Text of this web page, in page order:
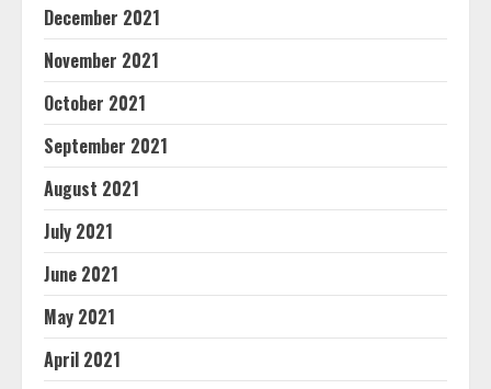
December 2021
November 2021
October 2021
September 2021
August 2021
July 2021
June 2021
May 2021
April 2021